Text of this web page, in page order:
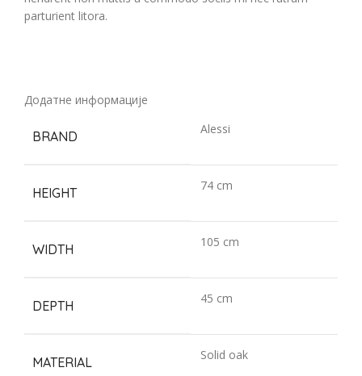
parturient litora.
Додатне информације
BRAND Alessi
HEIGHT 74 cm
WIDTH 105 cm
DEPTH 45 cm
MATERIAL Solid oak